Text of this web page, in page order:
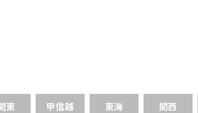
東 甲信越 東海 関西